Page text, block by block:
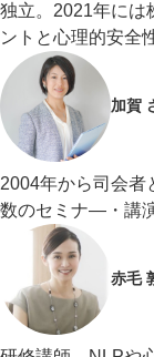
独立。2021年には
ントと心理的安全
加賀
2004年から司会者
数のセミナ―・講
赤毛